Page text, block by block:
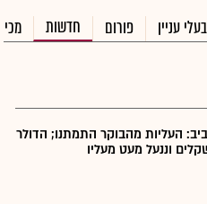
בעלי עניין פורום חדשות
העליות מהבוקר התמתנו; הדולר